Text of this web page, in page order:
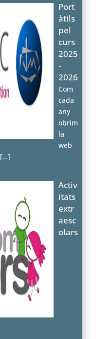
Port
àtils
pel
curs
2025
-
2026
Com
cada
any
obrim
la
web
[…]
Activ
itats
extr
aesc
olars